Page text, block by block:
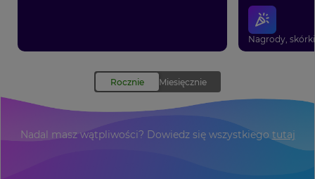
Nagrody,
Podane ceny zawierają podatek VAT
Nadal masz wątpliwości? Dowiedz się wszystkiego tutaj